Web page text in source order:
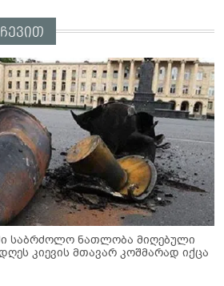
საბრძოლო ნათლობა მიღებული
კიევის მთავარ კოშმარად იქცა